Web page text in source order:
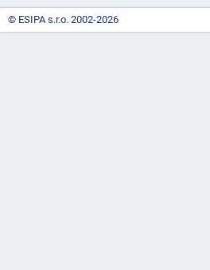
© ESIPA s.r.o. 2002-2026